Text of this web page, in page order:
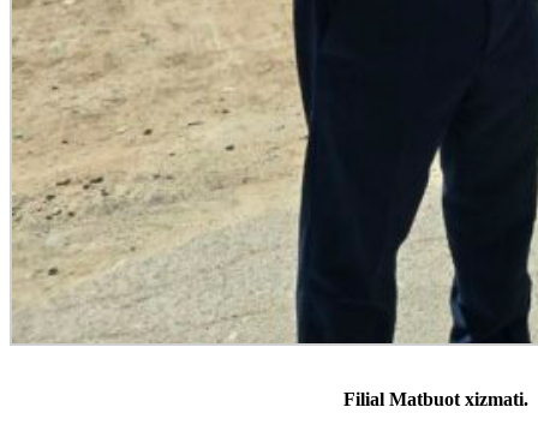
Filial Matbuot xizmati.